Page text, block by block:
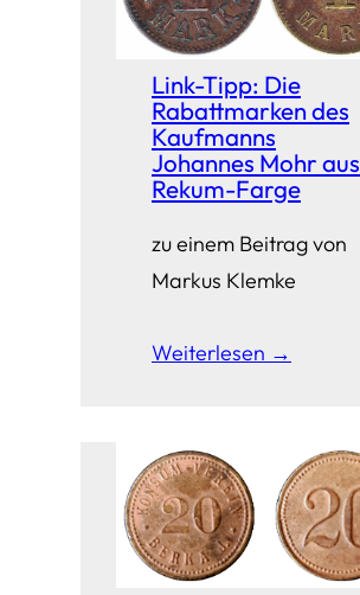
Link-Tipp: Die
Rabattmarken des
Kaufmanns
Johannes Mohr aus
Rekum-Farge
zu einem Beitrag von
Markus Klemke
Weiterlesen →